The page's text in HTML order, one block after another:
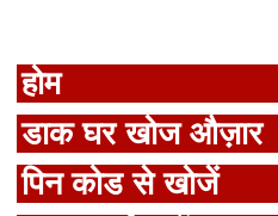
होम
डाक घर खोज औज़ार
पिन कोड से खोजें